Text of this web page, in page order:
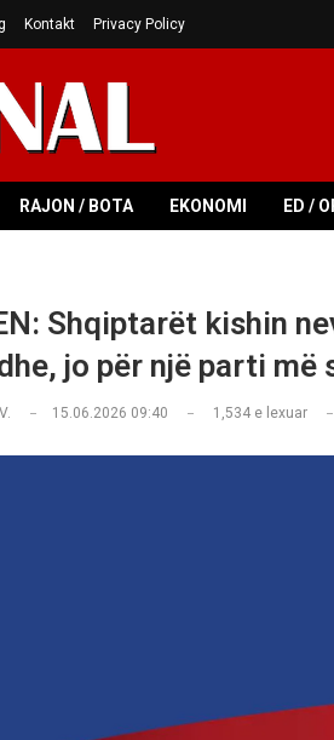
Kontakt Privacy Policy
RAJON / BOTA EKONOMI ED /
Shqiptarët kishin
jo për një parti më
15.06.2026 09:40 1,534e lexuar